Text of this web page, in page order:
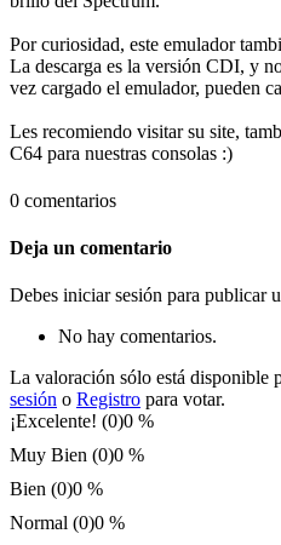
Por curiosidad, este emulador
La descarga es la versión CDI, y
vez cargado el emulador, pueden
Les recomiendo visitar su site,
C64 para nuestras consolas :)
0 comentarios
Deja un comentario
Debes iniciar sesión para publicar
No hay comentarios.
La valoración sólo está disponible
sesión o Registro para votar.
¡Excelente! (0)0 %
Muy Bien (0)0 %
Bien (0)0 %
Normal (0)0 %